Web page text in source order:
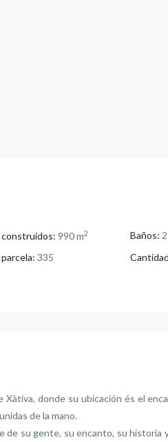
990 m2 Baños: 2
335
Xàtiva, donde su ubicación és el
de la mano.
de su gente, su encanto, su historia